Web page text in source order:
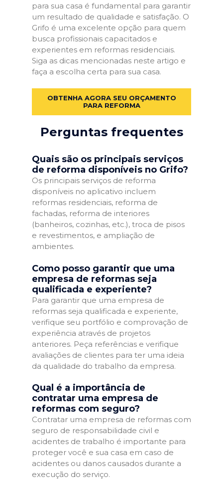
para sua casa é fundamental para garantir
um resultado de qualidade e satisfação. O
Grifo é uma excelente opção para quem
busca profissionais capacitados e
experientes em reformas residenciais.
Siga as dicas mencionadas neste artigo e
faça a escolha certa para sua casa.
OBTENHA AGORA SEU ORÇAMENTO
PARA REFORMA
Perguntas frequentes
Quais são os principais serviços
de reforma disponíveis no Grifo?
Os principais serviços de reforma
disponíveis no aplicativo incluem
reformas residenciais, reforma de
fachadas, reforma de interiores
(banheiros, cozinhas, etc.), troca de pisos
e revestimentos, e ampliação de
ambientes.
Como posso garantir que uma
empresa de reformas seja
qualificada e experiente?
Para garantir que uma empresa de
reformas seja qualificada e experiente,
verifique seu portfólio e comprovação de
experiência através de projetos
anteriores. Peça referências e verifique
avaliações de clientes para ter uma ideia
da qualidade do trabalho da empresa.
Qual é a importância de
contratar uma empresa de
reformas com seguro?
Contratar uma empresa de reformas com
seguro de responsabilidade civil e
acidentes de trabalho é importante para
proteger você e sua casa em caso de
acidentes ou danos causados durante a
execução do serviço.